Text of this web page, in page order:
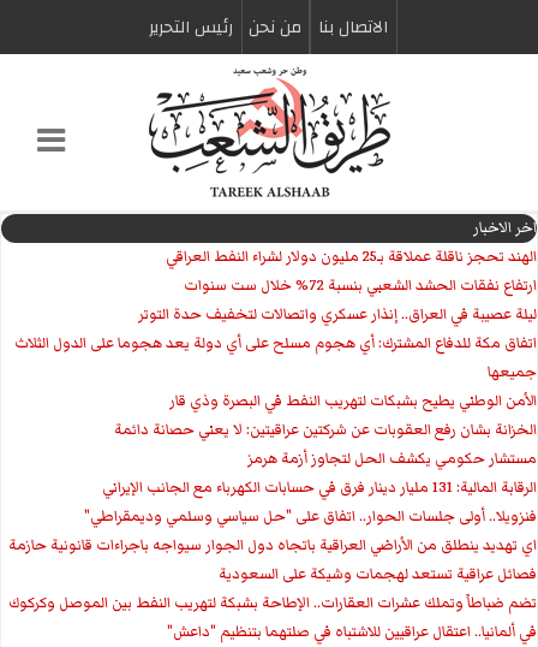
الاتصال بنا من نحن رئیس التحریر
اخر الاخبار
الهند تحجز ناقلة عملاقة بـ25 مليون دولار لشراء النفط العراقي
ارتفاع نفقات الحشد الشعبي بنسبة 72% خلال ست سنوات
ليلة عصيبة في العراق.. إنذار عسكري واتصالات لتخفيف حدة التوتر
‏اتفاق مكة للدفاع المشترك: أي هجوم مسلح على أي دولة يعد هجوما على الدول الثلاث
جميعها
الأمن الوطني يطيح بشبكات لتهريب النفط في البصرة وذي قار
الخزانة بشان رفع العقوبات عن شركتين عراقيتين: لا يعني حصانة دائمة
مستشار حكومي يكشف الحل لتجاوز أزمة هرمز
الرقابة المالية: 131 مليار دينار فرق في حسابات الكهرباء مع الجانب الإيراني
فنزويلا.. أولى جلسات الحوار.. اتفاق على "حل سياسي وسلمي وديمقراطي"
اي تهديد ينطلق من الأراضي العراقية باتجاه دول الجوار سيواجه باجراءات قانونية حازمة
فصائل عراقية تستعد لهجمات وشيكة على السعودية
تضم ضباطاً وتملك عشرات العقارات.. الإطاحة بشبكة لتهريب النفط بين الموصل وكركوك
في ألمانيا.. اعتقال عراقيين للاشتباه في صلتهما بتنظيم "داعش"